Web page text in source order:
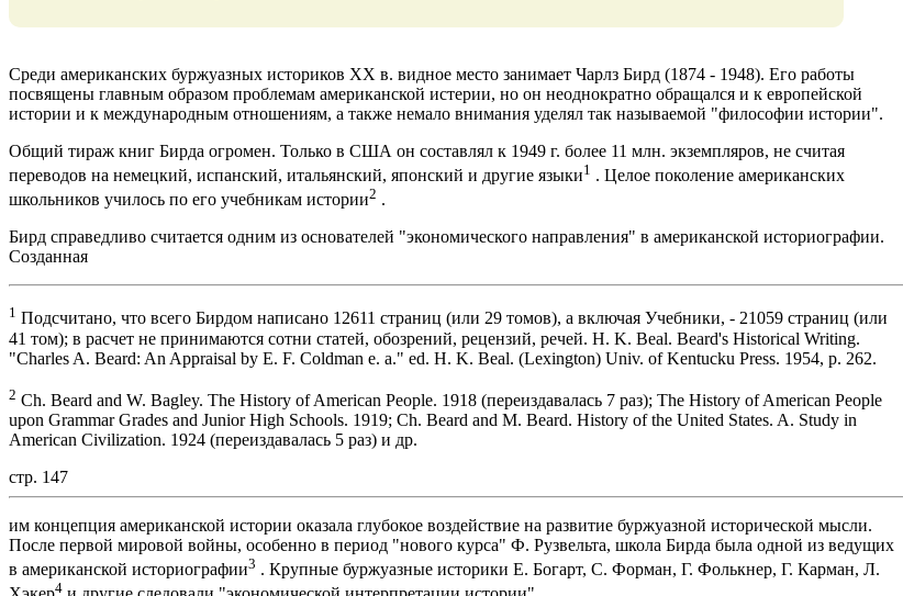
Среди американских буржуазных историков XX в. видное место занимает Чарлз Бирд (1874 - 1948). Его работы
посвящены главным образом проблемам американской истерии, но он неоднократно обращался и к европейской
истории и к международным отношениям, а также немало внимания уделял так называемой "философии истории".
Общий тираж книг Бирда огромен. Только в США он составлял к 1949 г. более 11 млн. экземпляров, не считая
переводов на немецкий, испанский, итальянский, японский и другие языки1 . Целое поколение американских
школьников училось по его учебникам истории2 .
Бирд справедливо считается одним из основателей "экономического направления" в американской историографии.
Созданная
1 Подсчитано, что всего Бирдом написано 12611 страниц (или 29 томов), а включая Учебники, - 21059 страниц (или
41 том); в расчет не принимаются сотни статей, обозрений, рецензий, речей. H. K. Beal. Beard's Historical Writing.
"Charles A. Beard: An Appraisal by E. F. Coldman e. a." ed. H. K. Beal. (Lexington) Univ. of Kentucku Press. 1954, p. 262.
2 Ch. Beard and W. Bagley. The History of American People. 1918 (переиздавалась 7 раз); The History of American People
upon Grammar Grades and Junior High Schools. 1919; Ch. Beard and M. Beard. History of the United States. A. Study in
American Civilization. 1924 (переиздавалась 5 раз) и др.
стр. 147
им концепция американской истории оказала глубокое воздействие на развитие буржуазной исторической мысли.
После первой мировой войны, особенно в период "нового курса" Ф. Рузвельта, школа Бирда была одной из ведущих
в американской историографии3 . Крупные буржуазные историки Е. Богарт, С. Форман, Г. Фолькнер, Г. Карман, Л.
4